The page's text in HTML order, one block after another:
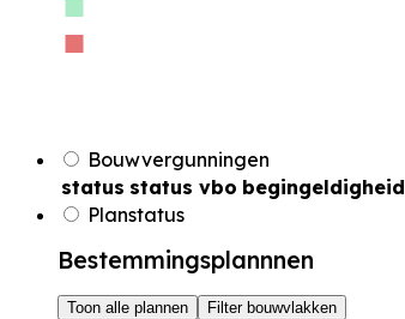
Bouwvergunningen
status status vbo begingeldigheid
Planstatus
Bestemmingsplannnen
Toon alle plannen Filter bouwvlakken